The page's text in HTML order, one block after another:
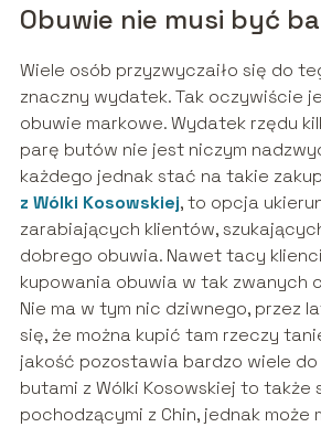
Obuwie nie musi być
Wiele osób przyzwyczaiło się do
znaczny wydatek. Tak oczywiście
obuwie markowe. Wydatek rzędu
parę butów nie jest niczym
każdego jednak stać na takie
z Wólki Kosowskiej, to opcja
zarabiających klientów,
dobrego obuwia. Nawet tacy
kupowania obuwia w tak zwanych
Nie ma w tym nic dziwnego, przez
się, że można kupić tam rzeczy
jakość pozostawia bardzo wiele do
butami z Wólki Kosowskiej to także
pochodzącymi z Chin, jednak może